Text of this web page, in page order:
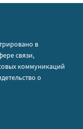
в
связи,
коммуникаций
о